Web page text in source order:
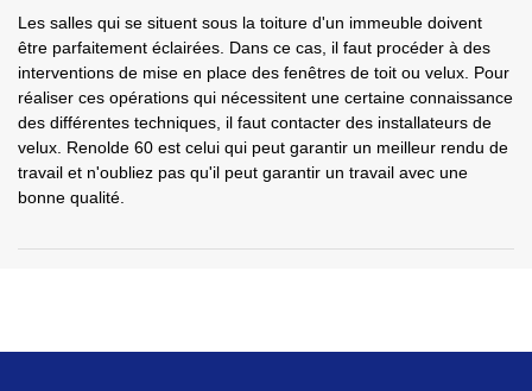
Les salles qui se situent sous la toiture d'un immeuble doivent
être parfaitement éclairées. Dans ce cas, il faut procéder à des
interventions de mise en place des fenêtres de toit ou velux. Pour
réaliser ces opérations qui nécessitent une certaine connaissance
des différentes techniques, il faut contacter des installateurs de
velux. Renolde 60 est celui qui peut garantir un meilleur rendu de
travail et n'oubliez pas qu'il peut garantir un travail avec une
bonne qualité.